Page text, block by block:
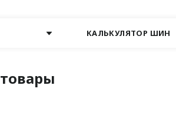
КАЛЬКУЛЯТОР ШИН
товары